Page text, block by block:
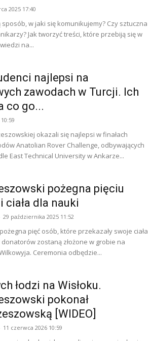
2025 17:40
w jaki się komunikujemy? Czy sztuczna
Jak tworzyć treści, które przebiją się w
na...
najlepsi na
zawodach w Turcji. Ich
co go...
okazali się najlepsi w finałach
Anatolian Rover Challenge, odbywających
East Technical University w Ankarze...
pożegna pięciu
ciała dla nauki
29 października 2025 11:52
pięć osób, które przekazały swoje ciała
zostaną złożone w grobie na
Ceremonia odbędzie...
łodzi na Wisłoku.
pokonał
[WIDEO]
11 czerwca 2026 10:59